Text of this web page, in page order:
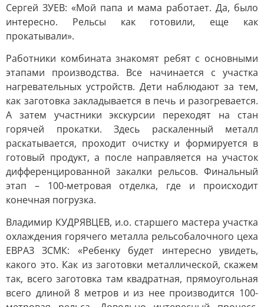
Сергей ЗУЕВ: «Мой папа и мама работает. Да, было
интересно. Рельсы как готовили, еще как
прокатывали».
Работники комбината знакомят ребят с основными
этапами производства. Все начинается с участка
нагревательных устройств. Дети наблюдают за тем,
как заготовка закладывается в печь и разогревается.
А затем участники экскурсии переходят на стан
горячей прокатки. Здесь раскаленный металл
раскатывается, проходит очистку и формируется в
готовый продукт, а после направляется на участок
дифференцированной закалки рельсов. Финальный
этап – 100-метровая отделка, где и происходит
конечная погрузка.
Владимир КУДРЯВЦЕВ, и.о. старшего мастера участка
охлаждения горячего металла рельсобалочного цеха
ЕВРАЗ ЗСМК: «Ребенку будет интересно увидеть,
какого это. Как из заготовки металлической, скажем
так, всего заготовка там квадратная, прямоугольная
всего длиной 8 метров и из нее производится 100-